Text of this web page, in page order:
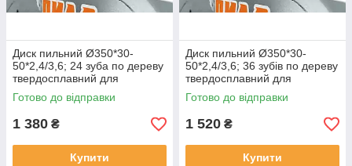
Диск пильний Ø350*30-
50*2,4/3,6; 24 зуба по дереву
твердосплавний для
поздовжнього розпилювання
Готово до відправки
1 380 ₴
Купити
Диск пильний Ø350*30-
50*2,4/3,6; 36 зубів по дереву
твердосплавний для
поздовжнього розпилювання
Готово до відправки
1 520 ₴
Купити